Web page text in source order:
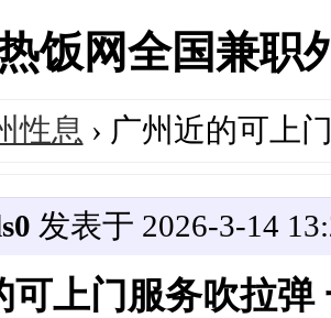
饭网全国兼职
性息 › 广州近的可上
发表于 2026-3-14
可上门服务吹拉弹